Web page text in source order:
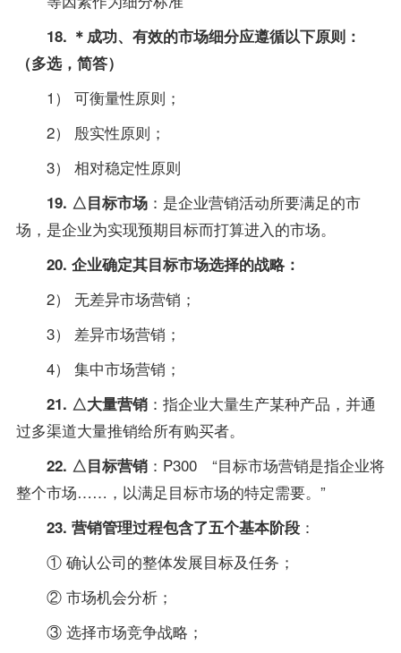
18. ＊成功、有效的市场细分应遵循以下原则：
（多选，简答）
1） 可衡量性原则；
2） 殷实性原则；
3） 相对稳定性原则
19. △目标市场：是企业营销活动所要满足的市
场，是企业为实现预期目标而打算进入的市场。
20. 企业确定其目标市场选择的战略：
2） 无差异市场营销；
3） 差异市场营销；
4） 集中市场营销；
21. △大量营销：指企业大量生产某种产品，并通
过多渠道大量推销给所有购买者。
22. △目标营销：P300 “目标市场营销是指企业将
整个市场……，以满足目标市场的特定需要。”
23. 营销管理过程包含了五个基本阶段：
① 确认公司的整体发展目标及任务；
② 市场机会分析；
③ 选择市场竞争战略；